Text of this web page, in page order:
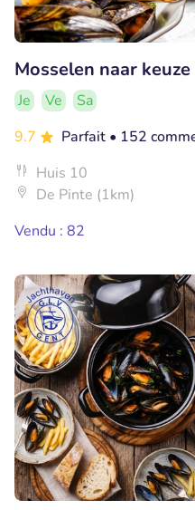
Mosselen naar
Je Ve
Sa
9.7
Parfait • 152
Huis 10
De Pinte (1km)
Vendu : 82